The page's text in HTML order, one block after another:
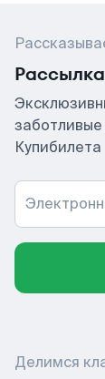
Купибилета
Делимся